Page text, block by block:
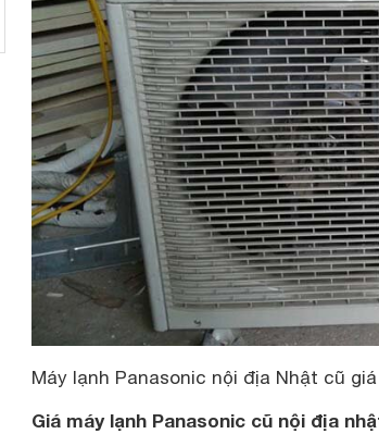
Máy lạnh Panasonic nội địa Nhật cũ
Giá máy lạnh Panasonic cũ nội địa